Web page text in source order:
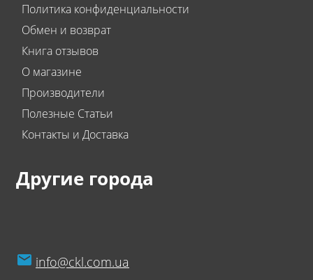
Политика конфиденциальности
Обмен и возврат
Книга отзывов
О магазине
Производители
Полезные Статьи
Контакты и Доставка
Другие города
info@ckl.com.ua